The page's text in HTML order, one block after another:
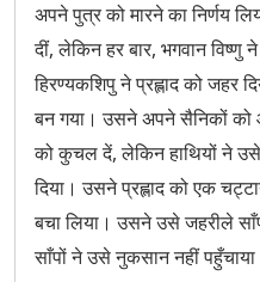
अपने पुत्र को मारने का निर्णय
दीं, लेकिन हर बार, भगवान विष्णु
हिरण्यकशिपु ने प्रह्लाद को
बन गया। उसने अपने सैनिकों को
को कुचल दें, लेकिन हाथियों ने
दिया। उसने प्रह्लाद को एक
बचा लिया। उसने उसे जहरीले
साँपों ने उसे नुकसान नहीं